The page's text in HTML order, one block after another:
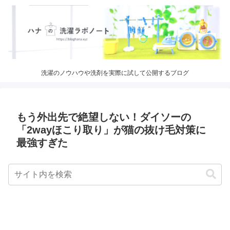
洗濯のノウハウや洗剤を実際に試して公開するブログ
もう外出先で絶望しない！ダイソーの
「2wayほこり取り」が猫の抜け毛対策に
最強すぎた